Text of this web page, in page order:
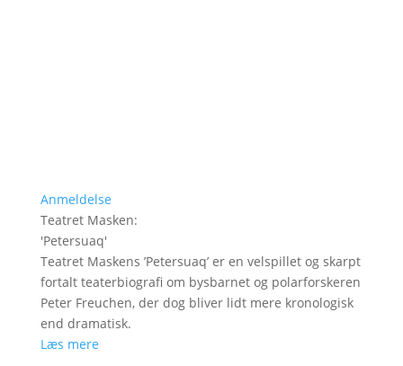
Anmeldelse
Teatret Masken:
'Petersuaq'
Teatret Maskens ’Petersuaq’ er en velspillet og skarpt
fortalt teaterbiografi om bysbarnet og polarforskeren
Peter Freuchen, der dog bliver lidt mere kronologisk
end dramatisk.
Læs mere